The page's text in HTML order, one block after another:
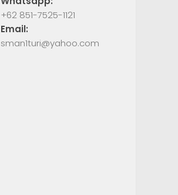
+62 851-7525-1121
Email:
sman1turi@yahoo.com